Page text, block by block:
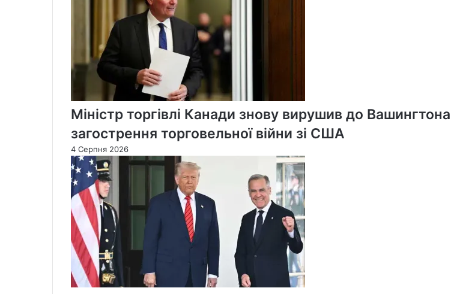
Міністр торгівлі Канади знову вирушив до Вашингтона
загострення торговельної війни зі США
4 Серпня 2026